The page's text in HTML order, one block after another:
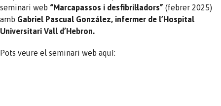
seminari web “Marcapassos i desfibril·ladors” (febrer 2025)
amb Gabriel Pascual González, infermer de l’Hospital
Universitari Vall d’Hebron.
Pots veure el seminari web aquí: